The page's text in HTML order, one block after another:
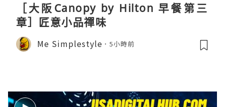
［大阪Canopy by Hilton 早餐第三
章］匠意小品禪味
Me Simplestyle 5小時前